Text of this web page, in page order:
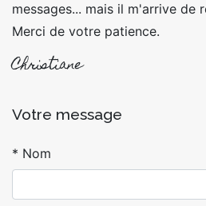
messages... mais il m'arrive de
Merci de votre patience.
Christiane
Votre message
Nom